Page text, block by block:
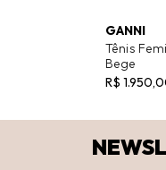
GANNI
Tênis
Bege
R$